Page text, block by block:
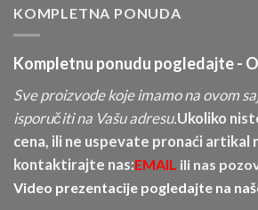
KOMPLETNA PONUDA
Kompletnu ponudu pogledajte -
Sve proizvode koje imamo na ovom
isporučiti na Vašu adresu.Ukoliko
cena, ili ne uspevate pronaći artikal
kontaktirajte nas:EMAIL ili nas
Video prezentacije pogledajte na